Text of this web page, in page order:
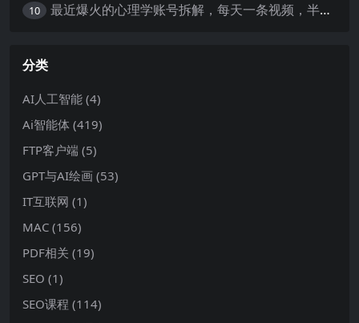
10 最近爆火的心理学账号拆解，每天一条视频，半个小时解决，轻松日入三百+-暖阳网
分类
AI人工智能 (4)
Ai智能体 (419)
FTP客户端 (5)
GPT与AI绘画 (53)
IT互联网 (1)
MAC (156)
PDF相关 (19)
SEO (1)
SEO课程 (114)